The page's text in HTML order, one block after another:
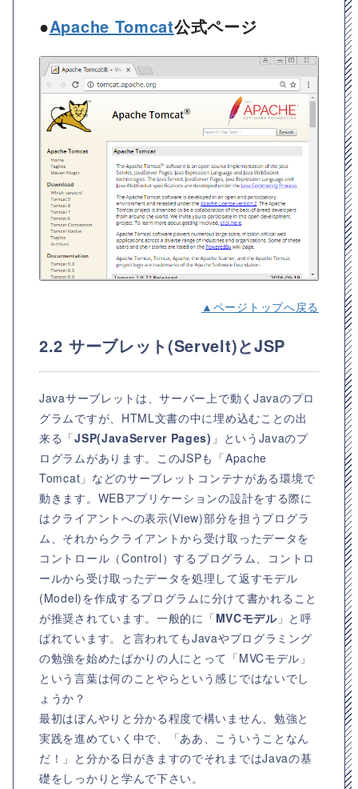
●Apache Tomcat公式ページ
▲ページトップへ戻る
2.2 サーブレット(Servelt)とJSP
Javaサーブレットは、サーバー上で動くJavaのプロ
グラムですが、HTML文書の中に埋め込むことの出
来る「JSP(JavaServer Pages) 」というJavaのプ
ログラムがあります。このJSPも「Apache
Tomcat」などのサーブレットコンテナがある環境で
動きます。WEBアプリケーションの設計をする際に
はクライアントへの表示(View)部分を担うプログラ
ム、それからクライアントから受け取ったデータを
コントロール（Control）するプログラム、コントロ
ールから受け取ったデータを処理して返すモデル
(Model)を作成するプログラムに分けて書かれること
が推奨されています。一般的に「MVCモデル」と呼
ばれています。と言われてもJavaやプログラミング
の勉強を始めたばかりの人にとって「MVCモデル」
という言葉は何のことやらという感じではないでし
ょうか？
最初はぼんやりと分かる程度で構いません、勉強と
実践を進めていく中で、「ああ、こういうことなん
だ！」と分かる日がきますのでそれまではJavaの基
礎をしっかりと学んで下さい。